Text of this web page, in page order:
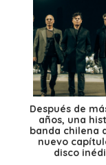
Después de
años, una
banda chilena
nuevo
disco